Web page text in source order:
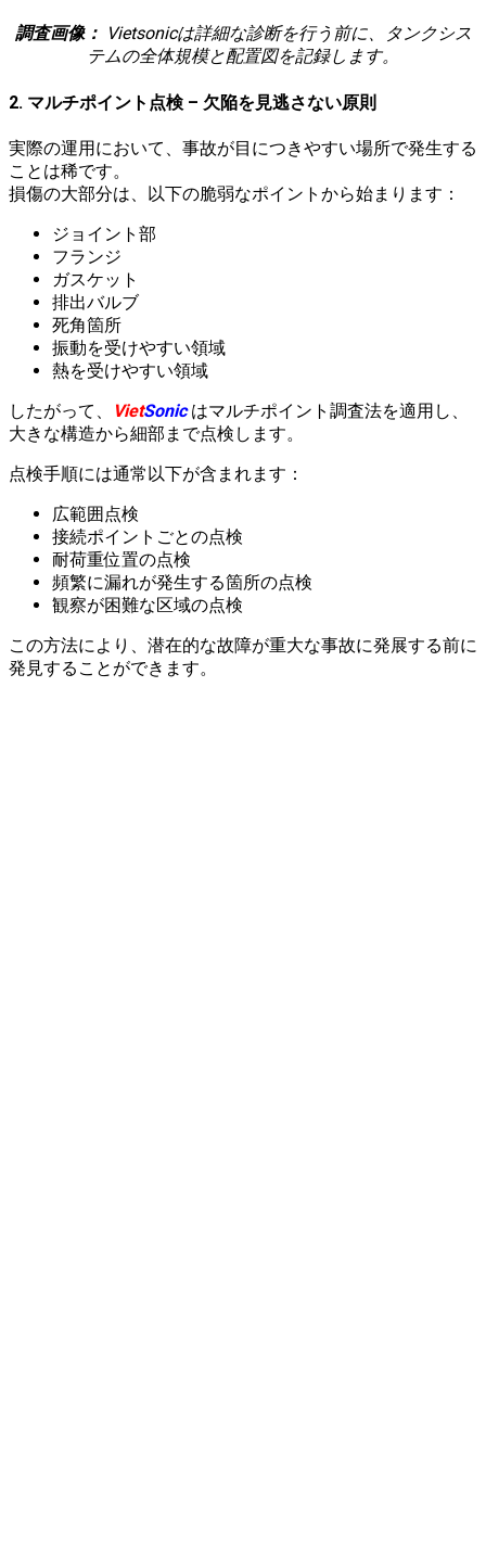
調査画像： Vietsonicは詳細な診断を行う前に、タンクシス
テムの全体規模と配置図を記録します。
2. マルチポイント点検 – 欠陥を見逃さない原則
実際の運用において、事故が目につきやすい場所で発生する
ことは稀です。
損傷の大部分は、以下の脆弱なポイントから始まります：
ジョイント部
フランジ
ガスケット
排出バルブ
死角箇所
振動を受けやすい領域
熱を受けやすい領域
したがって、
VietSonicはマルチポイント調査法を適用し、
大きな構造から細部まで点検します。
点検手順には通常以下が含まれます：
広範囲点検
接続ポイントごとの点検
耐荷重位置の点検
頻繁に漏れが発生する箇所の点検
観察が困難な区域の点検
この方法により、潜在的な故障が重大な事故に発展する前に
発見することができます。